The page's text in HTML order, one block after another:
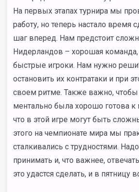
На первых этапах турнира мы
работу, но теперь настало время
шаг вперед. Нам предстоит
Нидерландов – хорошая команда,
быстрые игроки. Нам нужно
остановить их контратаки и при
своем ритме. Также важно,
ментально была хорошо готова к
что в этой игре могут быть
этого на чемпионате мира мы
сталкивались с трудностями.
принимать и, что важнее,
это удастся сделать, и в пятницу